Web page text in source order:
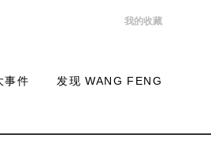
我的收藏
事件 发现 WANG FENG